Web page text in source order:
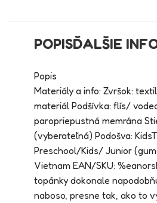
POPISĎALŠIE
Popis
Materiály a info: Zvršok:
materiál Podšívka: flís/
paropriepustná memrána
(vyberateľná) Podošva:
Preschool/Kids/ Junior
Vietnam EAN/SKU:
topánky dokonale
naboso, presne tak, ako to